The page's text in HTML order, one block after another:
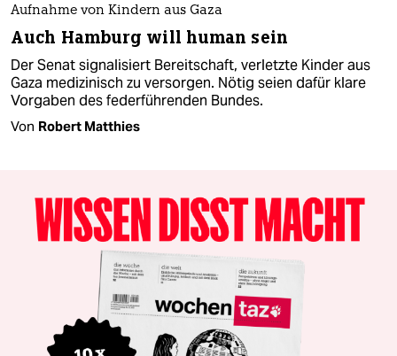
Aufnahme von Kindern aus Gaza
Auch Hamburg will human sein
Der Senat signalisiert Bereitschaft, verletzte Kinder aus
Gaza medizinisch zu versorgen. Nötig seien dafür klare
Vorgaben des federführenden Bundes.
Von Robert Matthies